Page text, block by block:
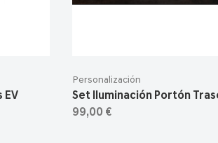
EV
Personalización
Set Iluminación Portón
99,00 €